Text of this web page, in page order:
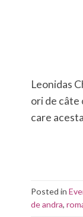
Leonidas
ori de câte
care
Posted in
de andra,